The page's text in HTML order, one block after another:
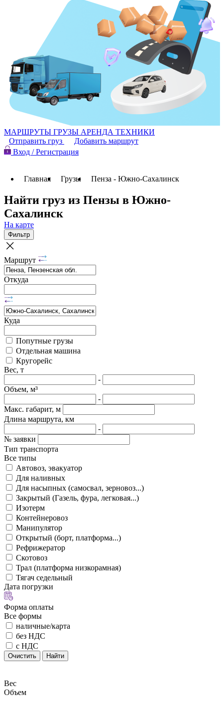
МАРШРУТЫ ГРУЗЫ АРЕНДА ТЕХНИКИ
Отправить груз
Добавить маршрут
Вход / Регистрация
Главная Грузы Пенза - Южно-Сахалинск
Найти груз из Пензы в Южно-
Сахалинск
На карте
Фильтр
Маршрут
Откуда
Куда
Попутные грузы
Отдельная машина
Кругорейс
Вес, т
-
Объем, м³
-
Макс. габарит, м
Длина маршрута, км
-
№ заявки
Тип транспорта
Все типы
Автовоз, эвакуатор
Для наливных
Для насыпных (самосвал, зерновоз...)
Закрытый (Газель, фура, легковая...)
Изотерм
Контейнеровоз
Манипулятор
Открытый (борт, платформа...)
Рефрижератор
Скотовоз
Трал (платформа низкорамная)
Тягач седельный
Дата погрузки
Форма оплаты
Все формы
наличные/карта
без НДС
с НДС
Очистить Найти
Вес
Объем